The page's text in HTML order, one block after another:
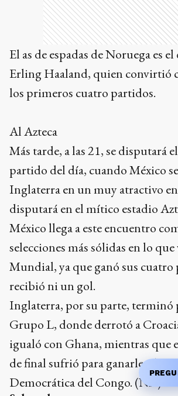
El as de espadas de Noruega es
Erling Haaland, quien convirtió
Al Azteca
Más tarde, a las 21, se disputará
partido del día, cuando México
Inglaterra en un muy atractivo
disputará en el mítico estadio
México llega a este encuentro
selecciones más sólidas en lo que
Mundial, ya que ganó sus cuatro
recibió ni un gol.
Inglaterra, por su parte, terminó
Grupo L, donde derrotó a
igualó con Ghana, mientras que
de final sufrió para ganarle a la